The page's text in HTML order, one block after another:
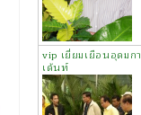
vip เยี่ยมเยือนอุดมก
เด้นท์